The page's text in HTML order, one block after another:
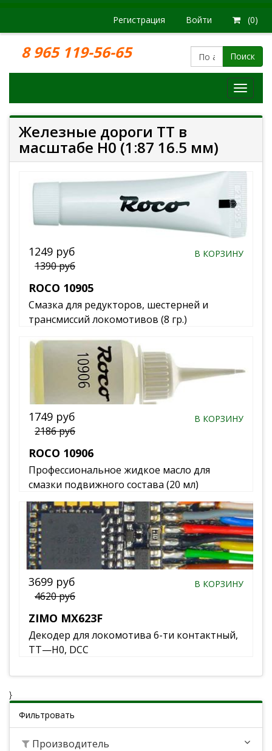
Регистрация Войти (0)
8 965 119-56-65 Поиск
Модели
дорог
Железные дороги TT в
масштабе H0 (1:87 16.5 мм)
ROCO 10905
Смазка для редукторов, шестерней и
трансмиссий локомотивов (8 гр.)
1249 руб
1390 руб
В КОРЗИНУ
ROCO 10906
Профессиональное жидкое масло для
смазки подвижного состава (20 мл)
1749 руб
2186 руб
В КОРЗИНУ
ZIMO MX623F
Декодер для локомотива 6-ти контактный,
TT—H0, DCC
3699 руб
4620 руб
В КОРЗИНУ
}
Фильтровать
Производитель